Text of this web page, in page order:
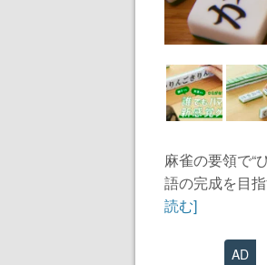
麻雀の要領で“
語の完成を目
読む]
AD